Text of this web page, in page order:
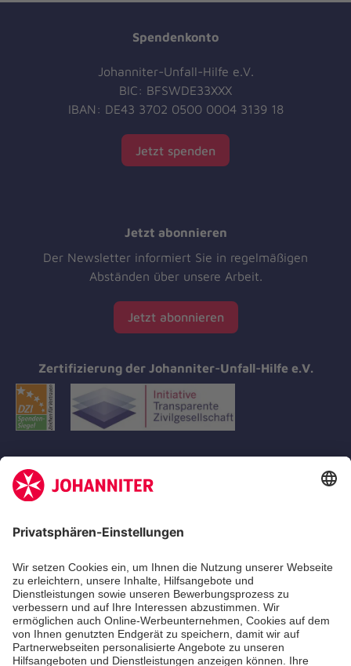
Spendenkonto
Johanniter-Unfall-Hilfe e.V.
BIC: BFSWDE33XXX
IBAN: DE43 3702 0500 0004 3139 18
Jetzt spenden
Jetzt abonnieren
Der Newsletter informiert Sie in regelmäßigen
Abständen über unsere Arbeit.
Jetzt abonnieren
Zertifizierung der Johanniter-Unfall-Hilfe e.V.
Erste-Hilfe-Kurse
Jobs
Ehrenamt
Freiwilligendienst